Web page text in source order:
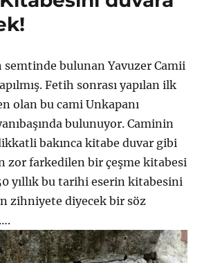
bulunan Yavuzer Camii
Fetih sonrası yapılan ilk
olan bu cami Unkapanı
bulunuyor. Caminin
bakınca kitabe duvar gibi
zor farkedilen bir çeşme kitabesi
yıllık bu tarihi eserin kitabesini
zihniyete diyecek bir söz